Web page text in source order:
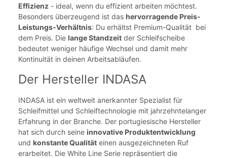
Effizienz - ideal, wenn du effizient arbeiten möchtest.
Besonders überzeugend ist das hervorragende Preis-
Leistungs-Verhältnis: Du erhältst Premium-Qualität bei
dem Preis. Die lange Standzeit der Schleifscheibe
bedeutet weniger häufige Wechsel und damit mehr
Kontinuität in deinen Arbeitsabläufen.
Der Hersteller INDASA
INDASA ist ein weltweit anerkannter Spezialist für
Schleifmittel und Schleiftechnologie mit jahrzehntelanger
Erfahrung in der Branche. Der portugiesische Hersteller
hat sich durch seine innovative Produktentwicklung
und konstante Qualität einen ausgezeichneten Ruf
erarbeitet. Die White Line Serie repräsentiert die